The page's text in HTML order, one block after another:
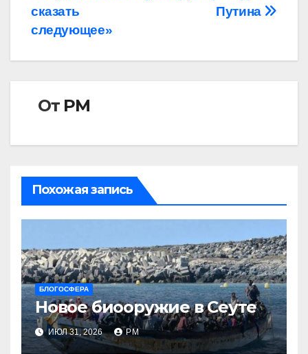
Путина
сказать
следующее»
От РМ
Похожая запись
БЛОГОСФЕРА
Новое биооружие в Сеуте
ИЮЛ 31, 2026 РМ